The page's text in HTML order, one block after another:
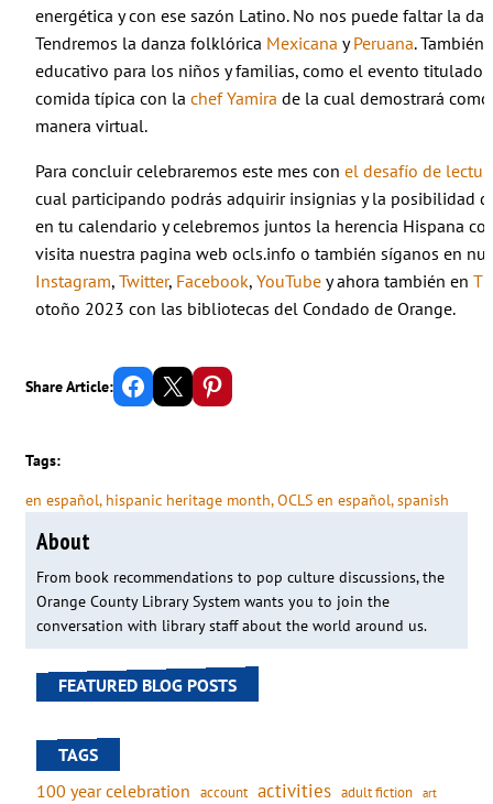
energética y con ese sazón Latino. No nos puede faltar la
Tendremos la danza folklórica Mexicana yPeruana.
educativo para los niños y familias, como el evento titulado
comida típica con la chef Yamira de la cual demostrará
manera virtual.
Para concluir celebraremos este mes con el desafío de
cual participando podrás adquirir insignias y la posibilidad
en tu calendario y celebremos juntos la herencia Hispana
visita nuestra pagina web ocls.info o también síganos en
Instagram, Twitter, Facebook, YouTubey ahora también en
otoño 2023 con las bibliotecas del Condado de Orange.
Share Article: Share on Facebook Email this Page Share on Pinterest
Tags:
en español, hispanic heritage month, OCLS en español, spanish
About
From book recommendations to pop culture discussions, the
Orange County Library System wants you to join the
conversation with library staff about the world around us.
FEATURED BLOG POSTS
TAGS
100 year celebration account activities adult fiction art